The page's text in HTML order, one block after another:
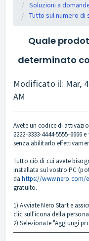
Soluzioni a
Tutto sul numero di
Quale
determinato
Modificato il: Mar,
AM
Avete un codice di
2222-3333-4444-5555-
senza abilitarlo
Tutto ciò di cui avete
installata sul vostro PC
dahttps://www.nero.com/
gratuito.
1) Avviate Nero Start e
clic sull'icona della
2) Selezionate "Aggiungi